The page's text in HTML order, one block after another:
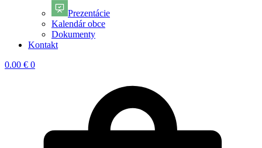
Prezentácie
Kalendár obce
Dokumenty
Kontakt
0.00 € 0